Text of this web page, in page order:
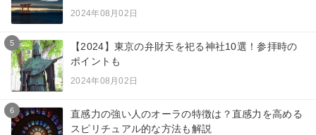
2024年08月02日
5
【2024】東京の弁財天を祀る神社10選！参拝時の
ポイントも
2024年08月02日
6
直感力の強い人のオーラの特徴は？直感力を高める
スピリチュアル的な方法も解説